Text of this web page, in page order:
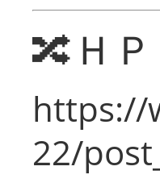
🔀Ｈ
https://
22/